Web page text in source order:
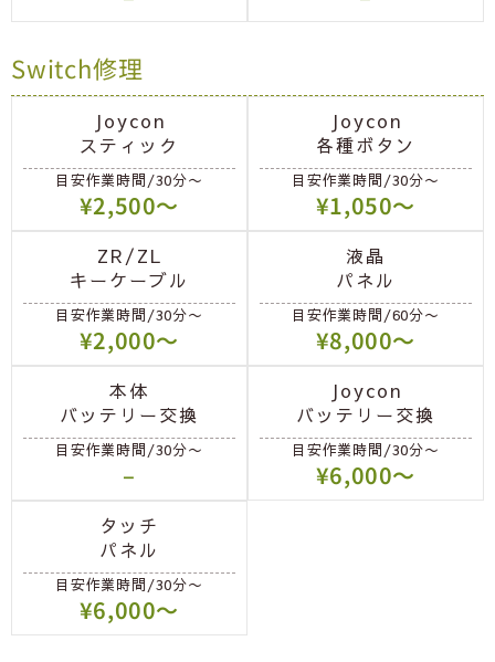
Switch修理
Joycon
スティック
目安作業時間/30分〜
¥2,500〜
Joycon
各種ボタン
目安作業時間/30分〜
¥1,050〜
ZR/ZL
キーケーブル
目安作業時間/30分〜
¥2,000〜
液晶
パネル
目安作業時間/60分〜
¥8,000〜
本体
バッテリー交換
目安作業時間/30分〜
–
Joycon
バッテリー交換
目安作業時間/30分〜
¥6,000〜
タッチ
パネル
目安作業時間/30分〜
¥6,000〜